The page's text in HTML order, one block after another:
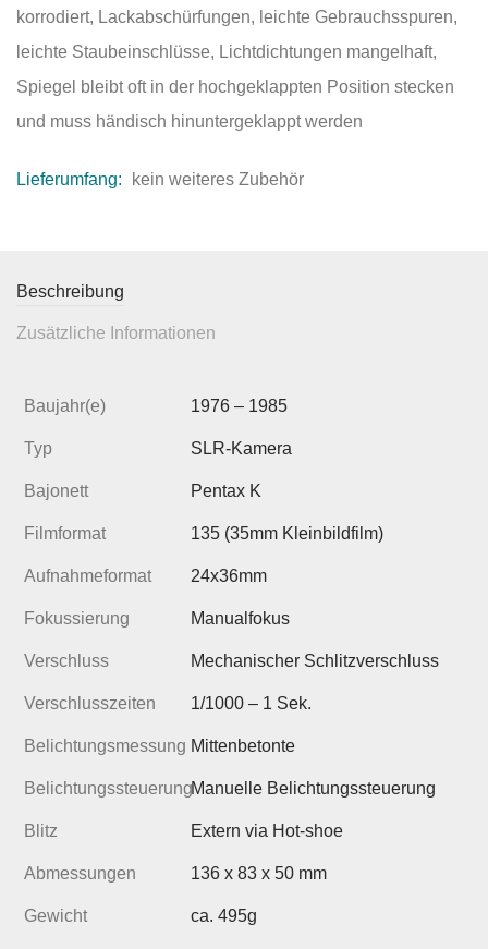
korrodiert, Lackabschürfungen, leichte Gebrauchsspuren,
leichte Staubeinschlüsse, Lichtdichtungen mangelhaft,
Spiegel bleibt oft in der hochgeklappten Position stecken
und muss händisch hinuntergeklappt werden
Lieferumfang: kein weiteres Zubehör
Beschreibung
Zusätzliche Informationen
Baujahr(e) 1976 – 1985
Typ SLR-Kamera
Bajonett Pentax K
Filmformat 135 (35mm Kleinbildfilm)
Aufnahmeformat 24x36mm
Fokussierung Manualfokus
Verschluss Mechanischer Schlitzverschluss
Verschlusszeiten 1/1000 – 1 Sek.
Belichtungsmessung Mittenbetonte
BelichtungssteuerungManuelle Belichtungssteuerung
Blitz Extern via Hot-shoe
Abmessungen 136 x 83 x 50 mm
Gewicht ca. 495g